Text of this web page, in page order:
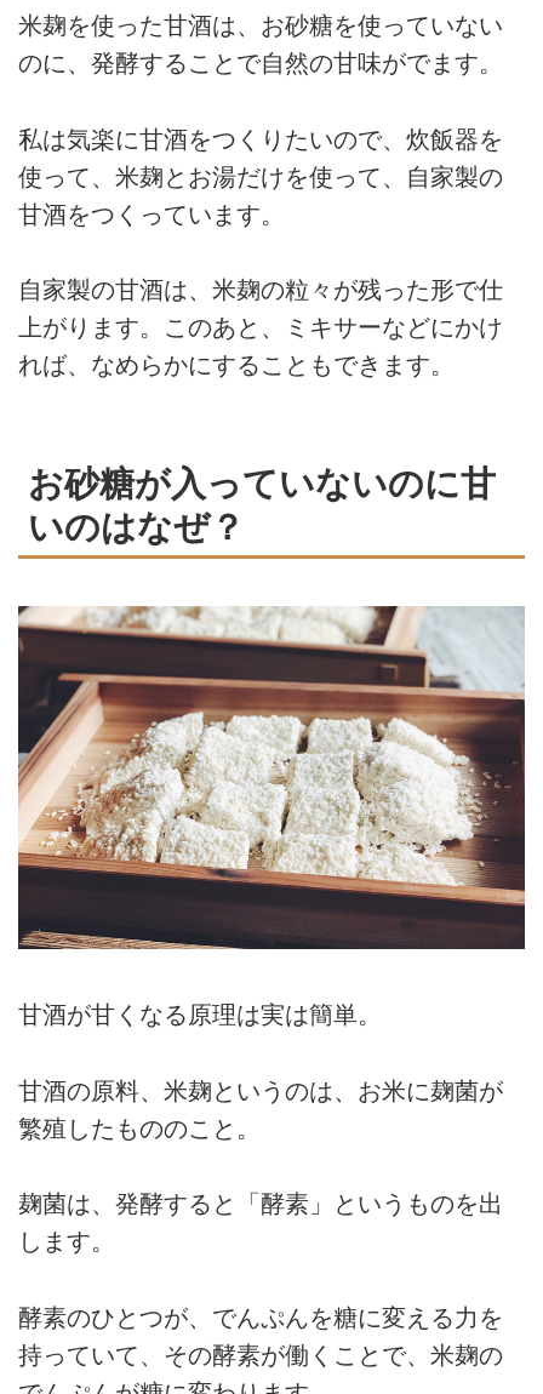
米麹を使った甘酒は、お砂糖を使っていない
のに、発酵することで自然の甘味がでます。
私は気楽に甘酒をつくりたいので、炊飯器を
使って、米麹とお湯だけを使って、自家製の
甘酒をつくっています。
自家製の甘酒は、米麹の粒々が残った形で仕
上がります。このあと、ミキサーなどにかけ
れば、なめらかにすることもできます。
お砂糖が入っていないのに甘
いのはなぜ？
甘酒が甘くなる原理は実は簡単。
甘酒の原料、米麹というのは、お米に麹菌が
繁殖したもののこと。
麹菌は、発酵すると「酵素」というものを出
します。
酵素のひとつが、でんぷんを糖に変える力を
持っていて、その酵素が働くことで、米麹の